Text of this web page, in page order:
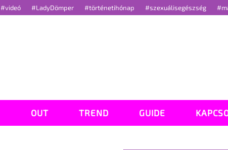
#videó #LadyDömper #történetihónap #szexuálisegészség
OUT TREND GUIDE